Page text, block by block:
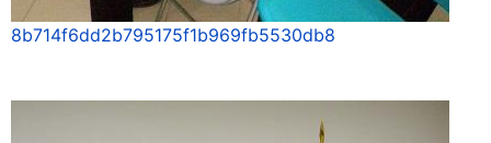
8b714f6dd2b795175f1b969fb5530db8